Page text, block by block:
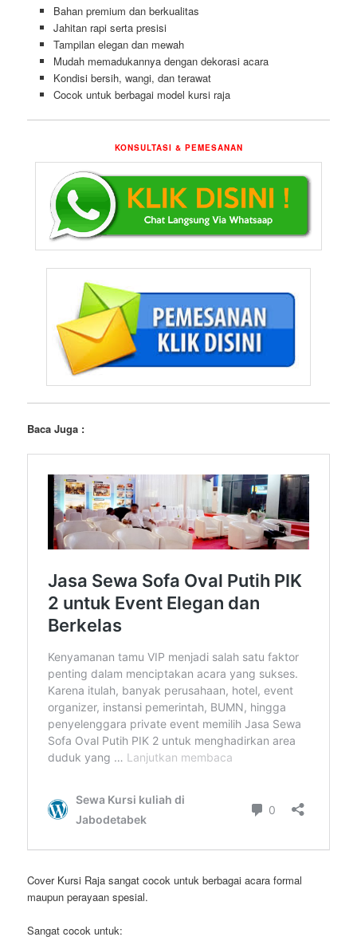
Bahan premium dan berkualitas
Jahitan rapi serta presisi
Tampilan elegan dan mewah
Mudah memadukannya dengan dekorasi acara
Kondisi bersih, wangi, dan terawat
Cocok untuk berbagai model kursi raja
KONSULTASI & PEMESANAN
Baca Juga :
Cover Kursi Raja sangat cocok untuk berbagai acara formal
maupun perayaan spesial.
Sangat cocok untuk: